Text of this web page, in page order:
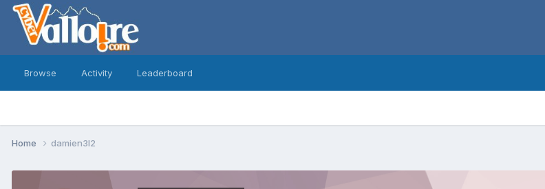
Browse Activity Leaderboard
Home damien3l2